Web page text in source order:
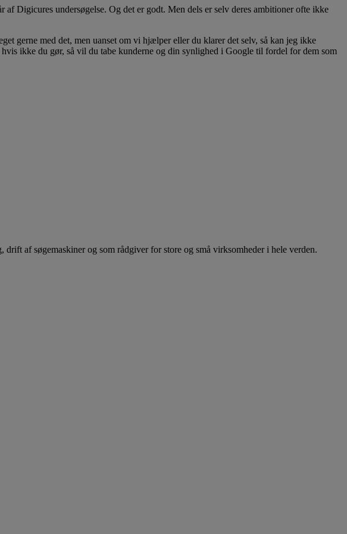
af Digicures undersøgelse. Og det er godt. Men dels er selv deres ambitioner ofte ikke
gerne med det, men uanset om vi hjælper eller du klarer det selv, så kan jeg ikke
ikke du gør, så vil du tabe kunderne og din synlighed i Google til fordel for dem som
af søgemaskiner og som rådgiver for store og små virksomheder i hele verden.